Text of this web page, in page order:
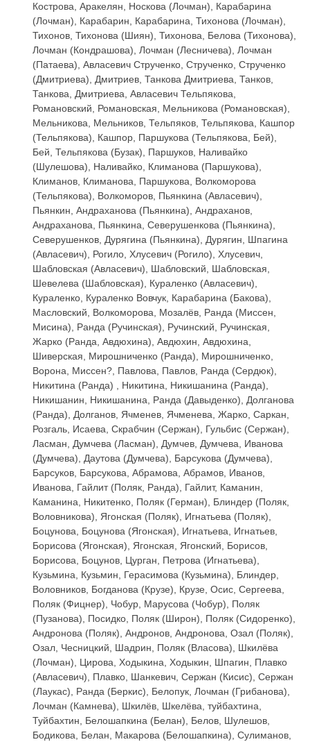
Кострова, Аракелян, Носкова (Лочман), Карабарина
(Лочман), Карабарин, Карабарина, Тихонова (Лочман),
Тихонов, Тихонова (Шиян), Тихонова, Белова (Тихонова),
Лочман (Кондрашова), Лочман (Лесничева), Лочман
(Патаева), Авласевич Струченко, Струченко, Струченко
(Дмитриева), Дмитриев, Танкова Дмитриева, Танков,
Танкова, Дмитриева, Авласевич Тельпякова,
Романовский, Романовская, Мельникова (Романовская),
Мельникова, Мельников, Тельпяков, Тельпякова, Кашпор
(Тельпякова), Кашпор, Паршукова (Тельпякова, Бей),
Бей, Тельпякова (Бузак), Паршуков, Наливайко
(Шулешова), Наливайко, Климанова (Паршукова),
Климанов, Климанова, Паршукова, Волкоморова
(Тельпякова), Волкоморов, Пьянкина (Авласевич),
Пьянкин, Андраханова (Пьянкина), Андраханов,
Андраханова, Пьянкина, Северушенкова (Пьянкина),
Северушенков, Дурягина (Пьянкина), Дурягин, Шпагина
(Авласевич), Рогило, Хлусевич (Рогило), Хлусевич,
Шабловская (Авласевич), Шабловский, Шабловская,
Шевелева (Шабловская), Кураленко (Авласевич),
Кураленко, Кураленко Вовчук, Карабарина (Бакова),
Масловский, Волкоморова, Мозалёв, Ранда (Миссен,
Мисина), Ранда (Ручинская), Ручинский, Ручинская,
Жарко (Ранда, Авдюхина), Авдюхин, Авдюхина,
Шиверская, Мирошниченко (Ранда), Мирошниченко,
Ворона, Миссен?, Павлова, Павлов, Ранда (Сердюк),
Никитина (Ранда) , Никитина, Никишанина (Ранда),
Никишанин, Никишанина, Ранда (Давыденко), Долганова
(Ранда), Долганов, Ячменев, Ячменева, Жарко, Саркан,
Розгаль, Исаева, Скрабчин (Сержан), Гульбис (Сержан),
Ласман, Думчева (Ласман), Думчев, Думчева, Иванова
(Думчева), Даутова (Думчева), Барсукова (Думчева),
Барсуков, Барсукова, Абрамова, Абрамов, Иванов,
Иванова, Гайлит (Поляк, Ранда), Гайлит, Каманин,
Каманина, Никитенко, Поляк (Герман), Блиндер (Поляк,
Воловникова), Ягонская (Поляк), Игнатьева (Поляк),
Боцунова, Боцунова (Ягонская), Игнатьева, Игнатьев,
Борисова (Ягонская), Ягонская, Ягонский, Борисов,
Борисова, Боцунов, Цурган, Петрова (Игнатьева),
Кузьмина, Кузьмин, Герасимова (Кузьмина), Блиндер,
Воловников, Богданова (Крузе), Крузе, Осис, Сергеева,
Поляк (Фицнер), Чобур, Марусова (Чобур), Поляк
(Пузанова), Посидко, Поляк (Широн), Поляк (Сидоренко),
Андронова (Поляк), Андронов, Андронова, Озал (Поляк),
Озал, Чесницкий, Шадрин, Поляк (Власова), Шкилёва
(Лочман), Цирова, Ходыкина, Ходыкин, Шпагин, Плавко
(Авласевич), Плавко, Шанкевич, Сержан (Кисис), Сержан
(Лаукас), Ранда (Беркис), Белопук, Лочман (Грибанова),
Лочман (Камнева), Шкилёв, Шкелёва, туйбахтина,
Туйбахтин, Белошапкина (Белан), Белов, Шулешов,
Бодикова, Белан, Макарова (Белошапкина), Сулиманов,